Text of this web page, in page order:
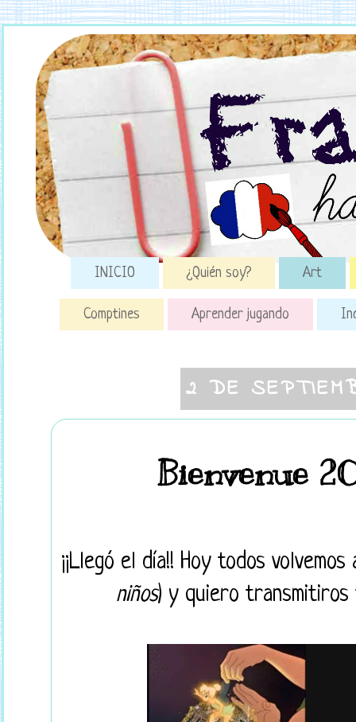
INICIO ¿Quién soy? Art
Comptines Aprender jugando
2 DE
Bienvenue
¡¡Llegó el día!! Hoy todos
niños) y quiero